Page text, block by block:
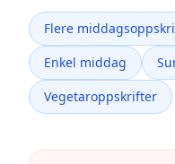
Flere
Enkel middag
Vegetaroppskrifter